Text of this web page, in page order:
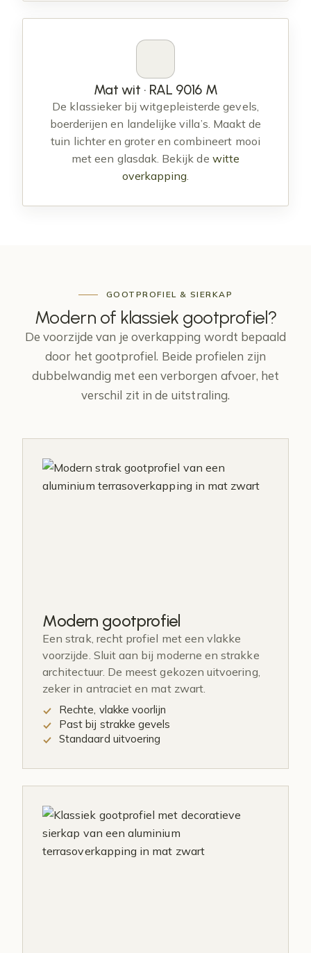
Mat wit · RAL 9016 M
De klassieker bij witgepleisterde gevels,
boerderijen en landelijke villa’s. Maakt de
tuin lichter en groter en combineert mooi
met een glasdak. Bekijk de witte
overkapping
GOOTPROFIEL & SIERKAP
Modern of klassiek gootprofiel?
De voorzijde van je overkapping wordt bepaald
door het gootprofiel. Beide profielen zijn
dubbelwandig met een verborgen afvoer, het
verschil zit in de uitstraling.
Modern gootprofiel
Een strak, recht profiel met een vlakke
voorzijde. Sluit aan bij moderne en strakke
architectuur. De meest gekozen uitvoering,
zeker in antraciet en mat zwart.
Rechte, vlakke voorlijn
Past bij strakke gevels
Standaard uitvoering